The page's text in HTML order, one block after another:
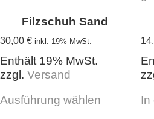
Filzschuh Sand
30,00 € inkl. 19% MwSt.
Enthält 19% MwSt.
zzgl. Versand
Ausführung wählen
In